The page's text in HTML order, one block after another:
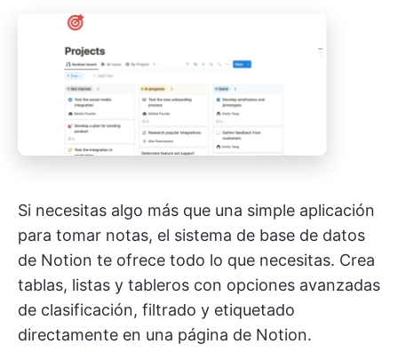
Si necesitas algo más que una simple aplicación
para tomar notas, el sistema de base de datos
de Notion te ofrece todo lo que necesitas. Crea
tablas, listas y tableros con opciones avanzadas
de clasificación, filtrado y etiquetado
directamente en una página de Notion.